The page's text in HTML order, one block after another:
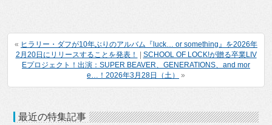
« ヒラリー・ダフが10年ぶりのアルバム『luck… or something』を2026年
2月20日にリリースすることを発表！
SCHOOL OF LOCK!が贈る卒業LIV
Eプロジェクト！出演：SUPER BEAVER、GENERATIONS、and mor
e…！2026年3月28日（土）
»
最近の特集記事